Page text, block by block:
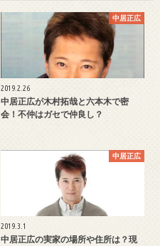
中居正広
2019.2.26
中居正広が木村拓哉と六本木で密
会！不仲はガセで仲良し？
中居正広
2019.3.1
中居正広の実家の場所や住所は？現